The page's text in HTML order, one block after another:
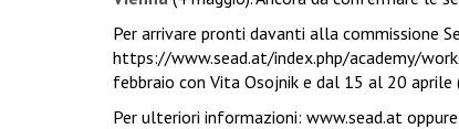
Per arrivare pronti davanti alla commissione
https://www.sead.at/index.php/academy/
febbraio con Vita Osojnik e dal 15 al 20
Per ulteriori informazioni: www.sead.at oppure